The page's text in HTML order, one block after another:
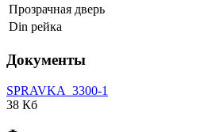
Прозрачная дверь
Din рейка
Документы
SPRAVKA_3300-1
38 Кб